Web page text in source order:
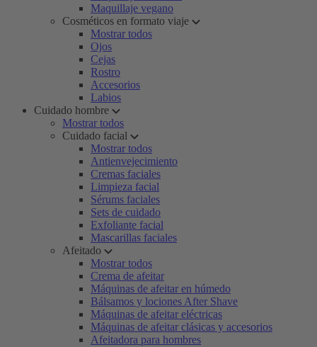
Maquillaje vegano
Cosméticos en formato viaje
Mostrar todos
Ojos
Cejas
Rostro
Accesorios
Labios
Cuidado hombre
Mostrar todos
Cuidado facial
Mostrar todos
Antienvejecimiento
Cremas faciales
Limpieza facial
Sérums faciales
Sets de cuidado
Exfoliante facial
Mascarillas faciales
Afeitado
Mostrar todos
Crema de afeitar
Máquinas de afeitar en húmedo
Bálsamos y lociones After Shave
Máquinas de afeitar eléctricas
Máquinas de afeitar clásicas y accesorios
Afeitadora para hombres